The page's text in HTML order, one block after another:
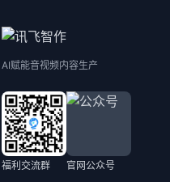
AI赋能音视频内容生产
福利交流群 官网公众号